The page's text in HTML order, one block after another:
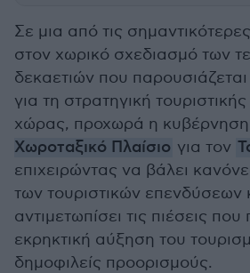
Σε μια από τις
στον χωρικό σχεδιασμό των
δεκαετιών που
για τη στρατηγική
χώρας, προχωρά η κυβέρνηση
Χωροταξικό Πλαίσιο για τον
επιχειρώντας να βάλει
των τουριστικών επενδύσεων
αντιμετωπίσει τις πιέσεις
εκρηκτική αύξηση του
δημοφιλείς προορισμούς.